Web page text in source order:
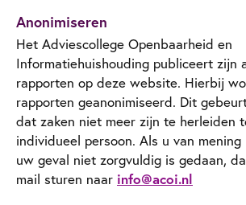
Anonimiseren
Het Adviescollege Openbaarheid en
Informatiehuishouding publiceert zijn
rapporten op deze website. Hierbij
rapporten geanonimiseerd. Dit
dat zaken niet meer zijn te herleiden
individueel persoon. Als u van
uw geval niet zorgvuldig is gedaan,
mail sturen naar info@acoi.nl